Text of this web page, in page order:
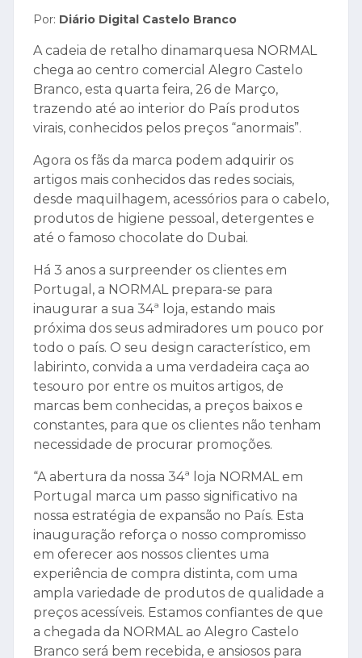
Por: Diário Digital Castelo Branco
A cadeia de retalho dinamarquesa NORMAL
chega ao centro comercial Alegro Castelo
Branco, esta quarta feira, 26 de Março,
trazendo até ao interior do País produtos
virais, conhecidos pelos preços “anormais”.
Agora os fãs da marca podem adquirir os
artigos mais conhecidos das redes sociais,
desde maquilhagem, acessórios para o cabelo,
produtos de higiene pessoal, detergentes e
até o famoso chocolate do Dubai.
Há 3 anos a surpreender os clientes em
Portugal, a NORMAL prepara-se para
inaugurar a sua 34ª loja, estando mais
próxima dos seus admiradores um pouco por
todo o país. O seu design característico, em
labirinto, convida a uma verdadeira caça ao
tesouro por entre os muitos artigos, de
marcas bem conhecidas, a preços baixos e
constantes, para que os clientes não tenham
necessidade de procurar promoções.
“A abertura da nossa 34ª loja NORMAL em
Portugal marca um passo significativo na
nossa estratégia de expansão no País. Esta
inauguração reforça o nosso compromisso
em oferecer aos nossos clientes uma
experiência de compra distinta, com uma
ampla variedade de produtos de qualidade a
preços acessíveis. Estamos confiantes de que
a chegada da NORMAL ao Alegro Castelo
Branco será bem recebida, e ansiosos para